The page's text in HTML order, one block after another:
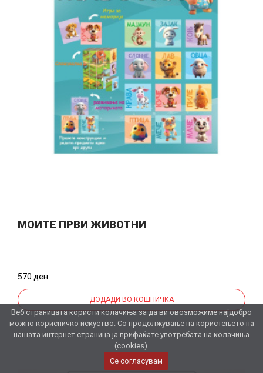
МОИТЕ ПРВИ ЖИВОТНИ
570 ден.
ДОДАДИ ВО КОШНИЧКА
Веб страницата користи колачиња за да ви овозможиме најдобро
можно корисничко искуство. Со продолжување на користењето на
нашата интернет страница ја прифаќате употребата на колачиња
(cookies).
Се согласувам